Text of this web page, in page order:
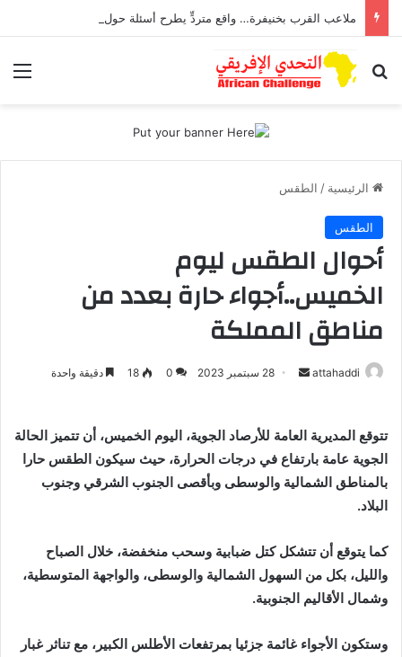
بحث عن
الرئيسية / الطقس
الطقس
أحوال الطقس ليوم
الخميس..أجواء حارة بعدد من
مناطق المملكة
attahaddi
أرسل 28 سبتمبر 2023 0
18 دقيقة واحدة
تتوقع المديرية العامة للأرصاد الجوية، اليوم الخميس، أن تتميز الحالة
الجوية عامة بارتفاع في درجات الحرارة، حيث سيكون الطقس حارا
بالمناطق الشمالية والوسطى وبأقصى الجنوب الشرقي وجنوب
البلاد.
كما يتوقع أن تتشكل كتل ضبابية وسحب منخفضة، خلال الصباح
والليل، بكل من السهول الشمالية والوسطى، والواجهة المتوسطية،
وشمال الأقاليم الجنوبية.
وستكون الأجواء غائمة جزئيا بمرتفعات الأطلس الكبير، مع تناثر غبار